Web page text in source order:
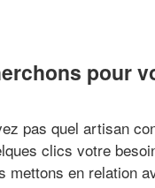
pour
pas quel artisan
clics votre
mettons en relation